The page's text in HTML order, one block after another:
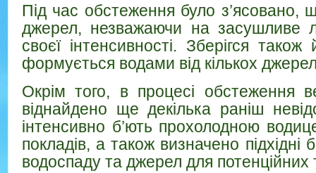
Під час обстеження було з’ясовано,
джерел, незважаючи на засушливе
своєї інтенсивності. Зберігся
формується водами від кількох
Окрім того, в процесі обстеження
віднайдено ще декілька раніш
інтенсивно б’ють прохолодною
покладів, а також визначено підхідні
водоспаду та джерел для потенційних